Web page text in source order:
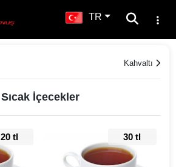
TR
Kahvaltı
Sıcak İçecekler
20 tl 30 tl